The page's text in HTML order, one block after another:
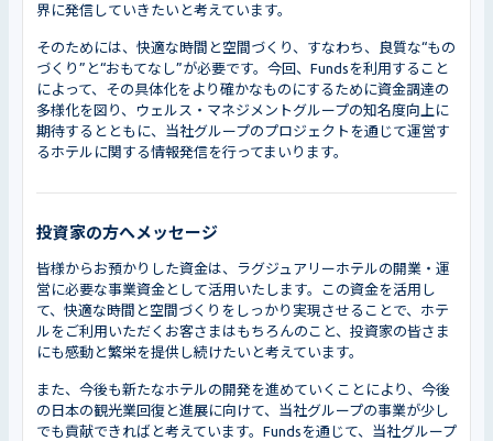
界に発信していきたいと考えています。
そのためには、快適な時間と空間づくり、すなわち、良質な“もの
づくり”と“おもてなし”が必要です。今回、Fundsを利用すること
によって、その具体化をより確かなものにするために資金調達の
多様化を図り、ウェルス・マネジメントグループの知名度向上に
期待するとともに、当社グループのプロジェクトを通じて運営す
るホテルに関する情報発信を行ってまいります。
投資家の方へメッセージ
皆様からお預かりした資金は、ラグジュアリーホテルの開業・運
営に必要な事業資金として活用いたします。この資金を活用し
て、快適な時間と空間づくりをしっかり実現させることで、ホテ
ルをご利用いただくお客さまはもちろんのこと、投資家の皆さま
にも感動と繁栄を提供し続けたいと考えています。
また、今後も新たなホテルの開発を進めていくことにより、今後
の日本の観光業回復と進展に向けて、当社グループの事業が少し
でも貢献できればと考えています。Fundsを通じて、当社グループ